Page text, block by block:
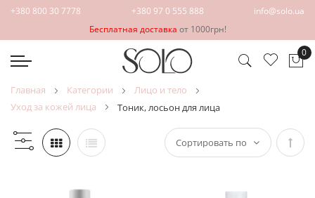
+380 800 30 7778 +380 97 0 555 888
info@solo.ua
Бесплатная доставка от 1000грн!
0
главная категории
лицо и тело
уход за кожей лица
тоник, лосьон для лица